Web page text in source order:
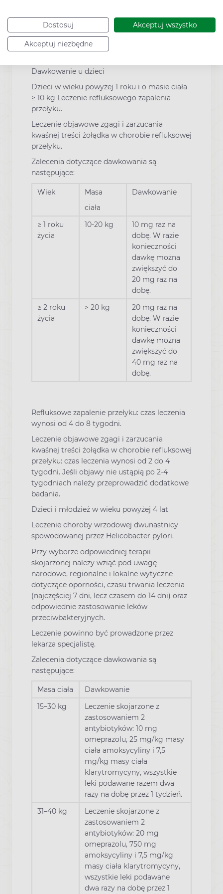
Dostosuj Akceptuj wszystko
Akceptuj niezbędne
dawką od 20 mg do 120 mg na dobę.
Omeprazol w dawkach większych niż 80 mg
na dobę należy przyjmować w dwóch
Dawkowanie u dzieci
Dzieci w wieku powyżej 1 roku i o masie ciała
≥ 10 kg Leczenie refluksowego zapalenia
przełyku.
Leczenie objawowe zgagi i zarzucania
kwaśnej treści żołądka w chorobie refluksowej
przełyku.
Zalecenia dotyczące dawkowania są
następujące:
Wiek
Masa
ciała
Dawkowanie
≥ 1 roku
życia
10-20 kg
10 mg raz na
dobę. W razie
konieczności
dawkę można
zwiększyć do
20 mg raz na
dobę.
≥ 2 roku
życia
> 20 kg
20 mg raz na
dobę. W razie
konieczności
dawkę można
zwiększyć do
40 mg raz na
dobę.
Refluksowe zapalenie przełyku: czas leczenia
wynosi od 4 do 8 tygodni.
Leczenie objawowe zgagi i zarzucania
kwaśnej treści żołądka w chorobie refluksowej
przełyku: czas leczenia wynosi od 2 do 4
tygodni. Jeśli objawy nie ustąpią po 2-4
tygodniach należy przeprowadzić dodatkowe
badania.
Dzieci i młodzież w wieku powyżej 4 lat
Leczenie choroby wrzodowej dwunastnicy
spowodowanej przez Helicobacter pylori.
Przy wyborze odpowiedniej terapii
skojarzonej należy wziąć pod uwagę
narodowe, regionalne i lokalne wytyczne
dotyczące oporności, czasu trwania leczenia
(najczęściej 7 dni, lecz czasem do 14 dni) oraz
odpowiednie zastosowanie leków
przeciwbakteryjnych.
Leczenie powinno być prowadzone przez
lekarza specjalistę.
Zalecenia dotyczące dawkowania są
następujące:
Masa ciała
Dawkowanie
15–30 kg
Leczenie skojarzone z
zastosowaniem 2
antybiotyków: 10 mg
omeprazolu, 25 mg/kg masy
ciała amoksycyliny i 7,5
mg/kg masy ciała
klarytromycyny, wszystkie
leki podawane razem dwa
razy na dobę przez 1 tydzień.
31–40 kg
Leczenie skojarzone z
zastosowaniem 2
antybiotyków: 20 mg
omeprazolu, 750 mg
amoksycyliny i 7,5 mg/kg
masy ciała klarytromycyny,
wszystkie leki podawane
dwa razy na dobę przez 1